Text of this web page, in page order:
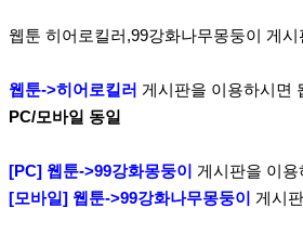
웹툰 히어로킬러,99강화나무몽둥이 게시
웹툰->히어로킬러 게시판을 이용하시면
PC/모바일 동일
[PC] 웹툰->99강화몽둥이
게시판을 이
[모바일] 웹툰->99강화나무몽둥이
게시